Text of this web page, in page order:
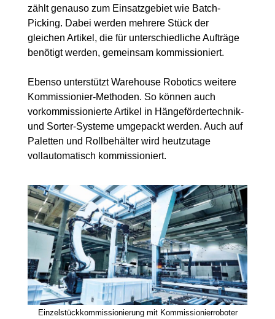
zählt genauso zum Einsatzgebiet wie Batch-
Picking. Dabei werden mehrere Stück der
gleichen Artikel, die für unterschiedliche Aufträge
benötigt werden, gemeinsam kommissioniert.
Ebenso unterstützt Warehouse Robotics weitere
Kommissionier-Methoden. So können auch
vorkommissionierte Artikel in Hängefördertechnik-
und Sorter-Systeme umgepackt werden. Auch auf
Paletten und Rollbehälter wird heutzutage
vollautomatisch kommissioniert.
Einzelstückkommissionierung mit Kommissionierroboter